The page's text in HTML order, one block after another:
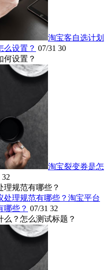
淘宝客自选计划
么设置？ 07/31 30
何设置？
淘宝裂变券是怎
32
理规范有哪些？
淘宝平台
哪些？ 07/31 32
？怎么测试标题？